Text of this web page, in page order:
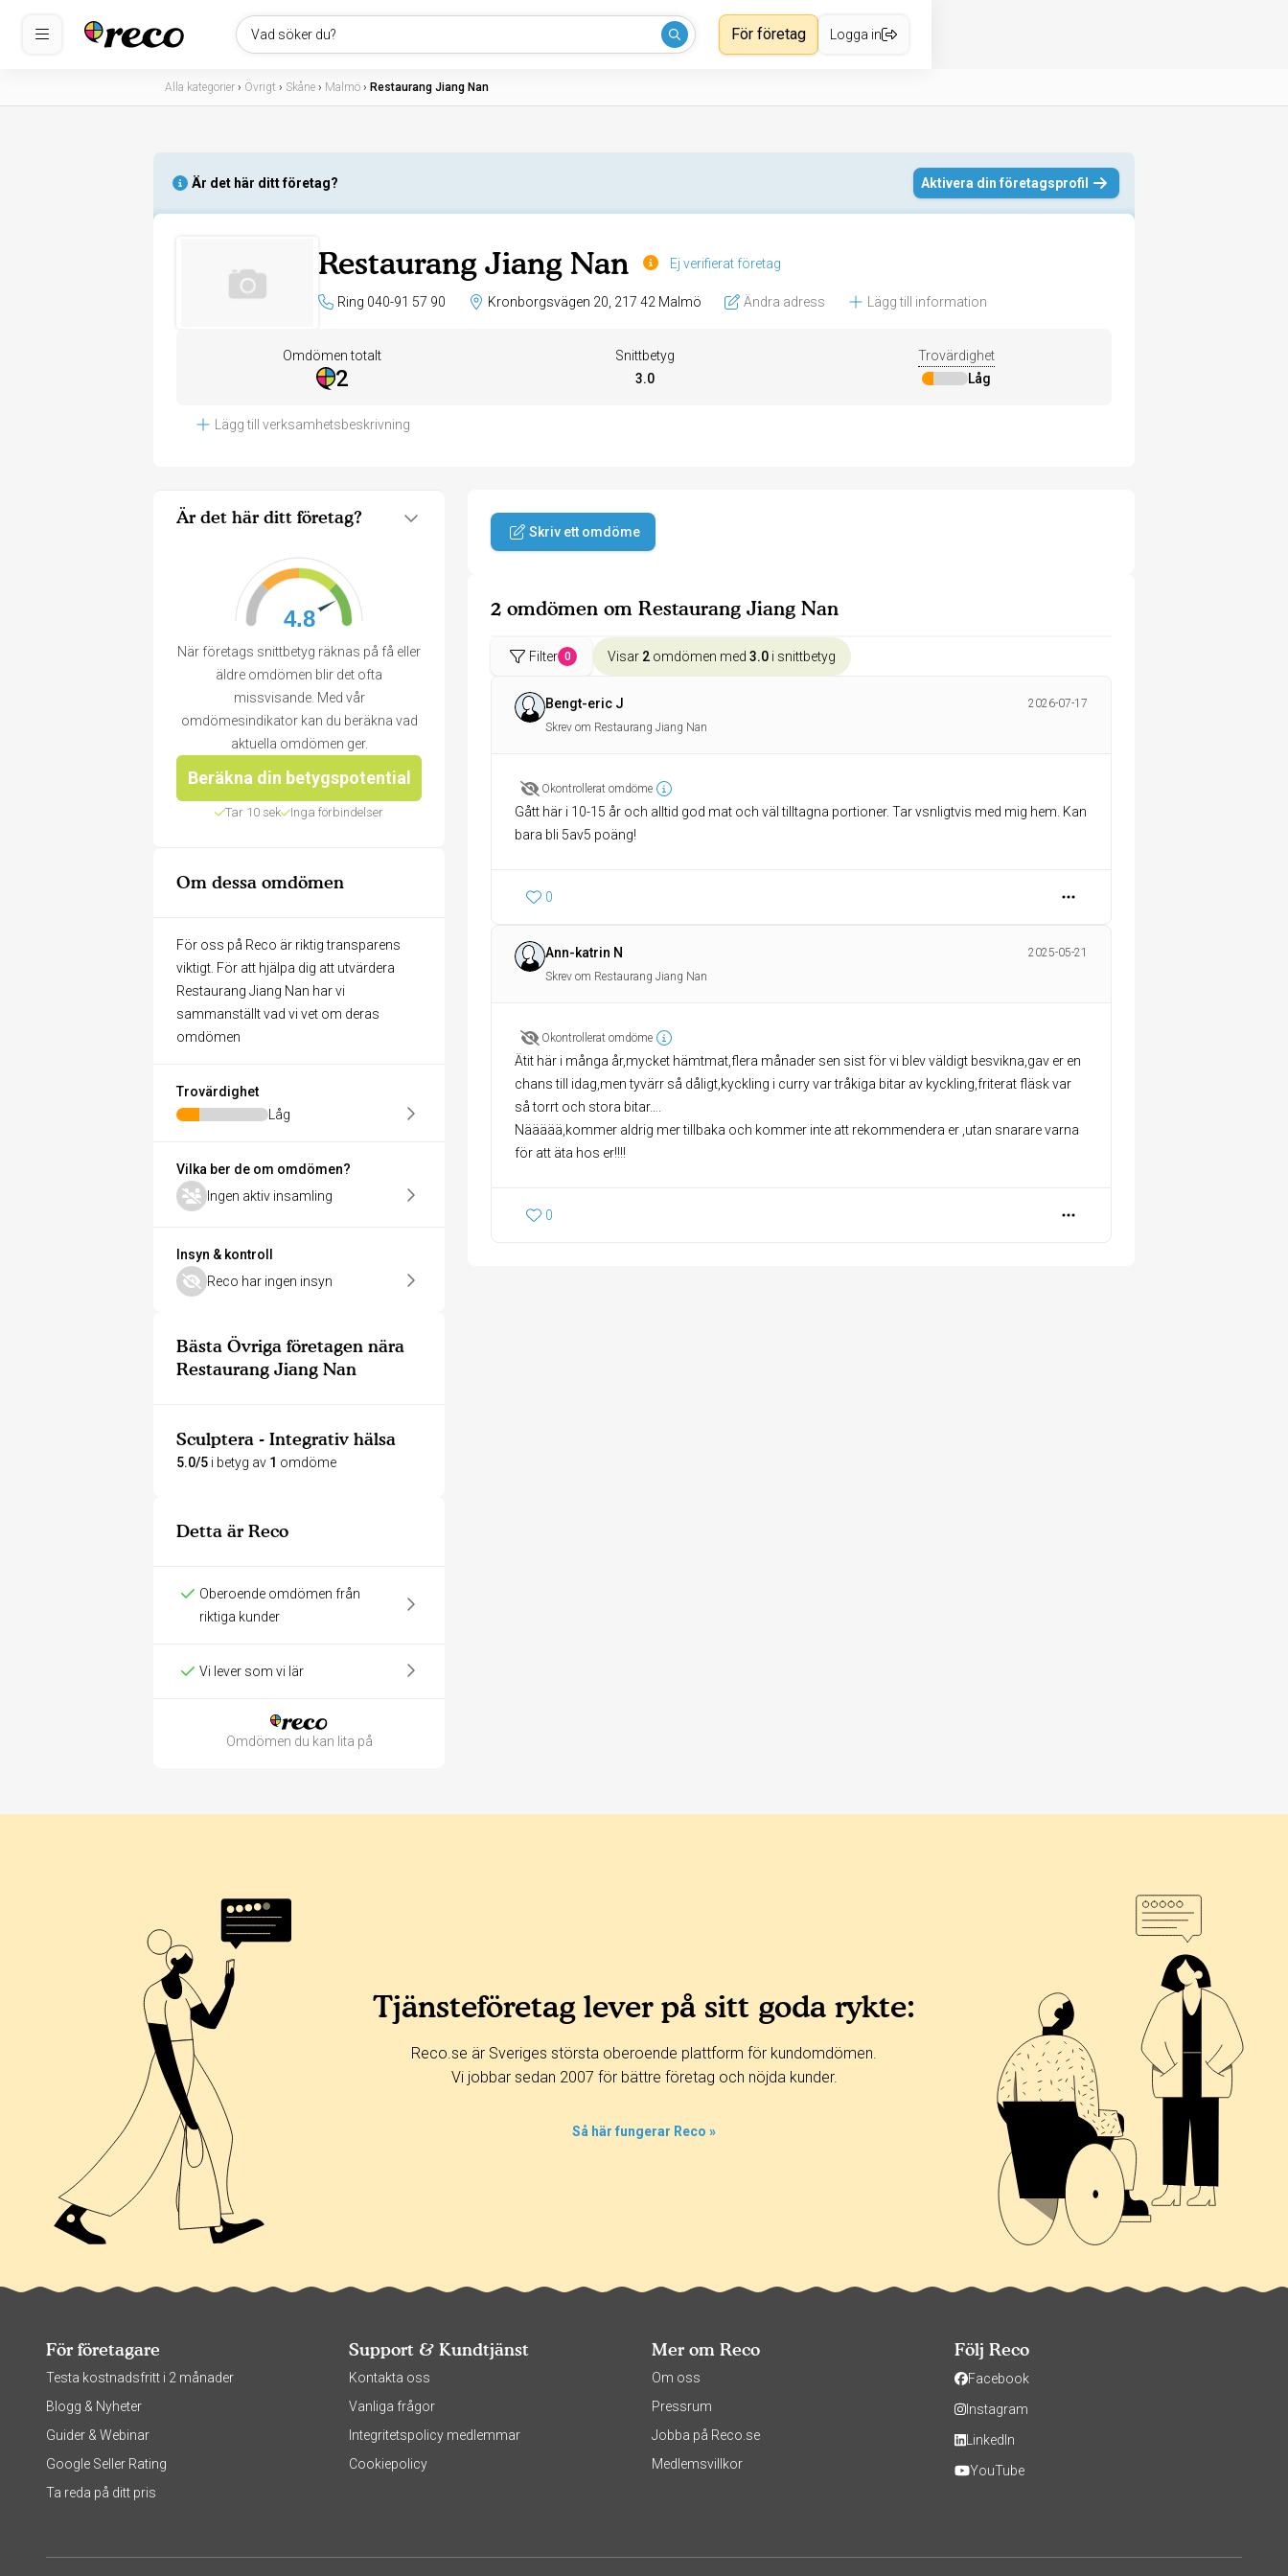
Vad söker du? För företag Logga in
Alla kategorier › Övrigt › Skåne › Malmö › Restaurang Jiang Nan
Är det här ditt företag? Aktivera din företagsprofil
Restaurang Jiang Nan Ej verifierat företag
Ring 040-91 57 90 Kronborgsvägen 20, 217 42 Malmö Ändra adress Lägg till information
Omdömen totalt
2
Snittbetyg
3.0
Trovärdighet
Låg
Lägg till verksamhetsbeskrivning
Är det här ditt företag?
4.8
När företags snittbetyg räknas på få eller
äldre omdömen blir det ofta
missvisande. Med vår
omdömesindikator kan du beräkna vad
aktuella omdömen ger.
Beräkna din betygspotential
Tar 10 sek Inga förbindelser
Om dessa omdömen
För oss på Reco är riktig transparens
viktigt. För att hjälpa dig att utvärdera
Restaurang Jiang Nan har vi
sammanställt vad vi vet om deras
omdömen
Trovärdighet
Låg
Vilka ber de om omdömen?
Ingen aktiv insamling
Insyn & kontroll
Reco har ingen insyn
Bästa Övriga företagen nära
Restaurang Jiang Nan
Sculptera - Integrativ hälsa
5.0/5 i betyg av 1 omdöme
Detta är Reco
Oberoende omdömen från
riktiga kunder
Vi lever som vi lär
Omdömen du kan lita på
Skriv ett omdöme
2 omdömen om Restaurang Jiang Nan
Filter 0 Visar 2 omdömen med 3.0 i snittbetyg
Bengt-eric J
2026-07-17
Skrev om Restaurang Jiang Nan
Okontrollerat omdöme
Gått här i 10-15 år och alltid god mat och väl tilltagna portioner. Tar vsnligtvis med mig hem. Kan
bara bli 5av5 poäng!
0
Ann-katrin N
2025-05-21
Skrev om Restaurang Jiang Nan
Okontrollerat omdöme
Ätit här i många år,mycket hämtmat,flera månader sen sist för vi blev väldigt besvikna,gav er en
chans till idag,men tyvärr så dåligt,kyckling i curry var tråkiga bitar av kyckling,friterat fläsk var
så torrt och stora bitar….
Näääää,kommer aldrig mer tillbaka och kommer inte att rekommendera er ,utan snarare varna
för att äta hos er!!!!
0
365 dagar 90 dagar
30 dagar
Tjänsteföretag lever på sitt goda rykte:
Reco.se är Sveriges största oberoende plattform för kundomdömen.
Vi jobbar sedan 2007 för bättre företag och nöjda kunder.
Så här fungerar Reco »
För företagare
Testa kostnadsfritt i 2 månader
Blogg & Nyheter
Guider & Webinar
Google Seller Rating
Ta reda på ditt pris
Support & Kundtjänst
Kontakta oss
Vanliga frågor
Integritetspolicy medlemmar
Cookiepolicy
Mer om Reco
Om oss
Pressrum
Jobba på Reco.se
Medlemsvillkor
Följ Reco
Facebook
Instagram
LinkedIn
YouTube